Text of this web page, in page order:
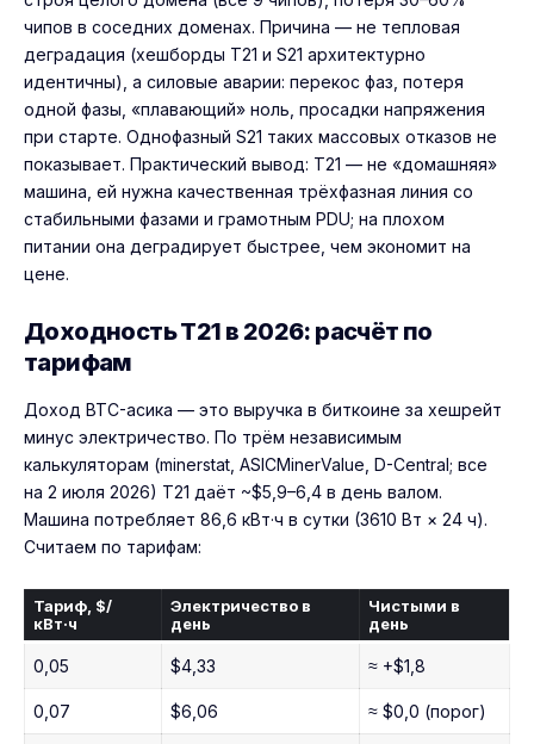
чипов в соседних доменах. Причина — не тепловая
деградация (хешборды T21 и S21 архитектурно
идентичны), а силовые аварии: перекос фаз, потеря
одной фазы, «плавающий» ноль, просадки напряжения
при старте. Однофазный S21 таких массовых отказов не
показывает. Практический вывод: T21 — не «домашняя»
машина, ей нужна качественная трёхфазная линия со
стабильными фазами и грамотным PDU; на плохом
питании она деградирует быстрее, чем экономит на
цене.
Доходность T21 в 2026: расчёт по
тарифам
Доход BTC-асика — это выручка в биткоине за хешрейт
минус электричество. По трём независимым
калькуляторам (minerstat, ASICMinerValue, D-Central; все
на 2 июля 2026) T21 даёт ~$5,9–6,4 в день валом.
Машина потребляет 86,6 кВт·ч в сутки (3610 Вт × 24 ч).
Считаем по тарифам:
Тариф, $/
кВт·ч
Электричество в
день
Чистыми в
день
0,05 $4,33 ≈ +$1,8
0,07 $6,06 ≈ $0,0 (порог)